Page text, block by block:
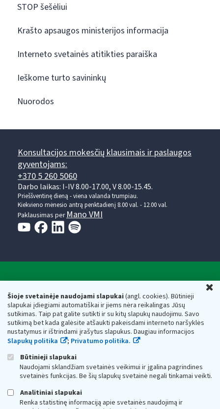
Šioje svetainėje naudojami slapukai(angl. cookies). Būtinieji
slapukai įdiegiami automatiškai ir jiems nėra reikalingas Jūsų
sutikimas. Taip pat galite sutikti ir su kitų slapukų naudojimu. Savo
sutikimą bet kada galėsite atšaukti pakeisdami interneto naršyklės
nustatymus ir ištrindami įrašytus slapukus. Daugiau informacijos
Slapukų politika
; Privatumo politika.
Būtinieji slapukai
Naudojami sklandžiam svetainės veikimui ir įgalina pagrindines
svetainės funkcijas. Be šių slapukų svetainė negali tinkamai veikti.
Analitiniai slapukai
Renka statistinę informaciją apie svetainės naudojimą ir
STOP šešėliui
Krašto apsaugos ministerijos informacija
Interneto svetainės atitikties paraiška
Ieškome turto savininkų
Nuorodos
Konsultacijos mokesčių klausimais ir paslaugos
gyventojams:
+370 5 260 5060
Darbo laikas: I-IV 8.00-17.00, V 8.00-15.45.
Prieššventinę dieną - viena valanda trumpiau.
Kiekvieno mėnesio antrą penktadienį 8.00 val. - 12.00 val.
Paklausimas per Mano VMI
Respublikos finansų ministerijos
Biudžetinė įstaiga. Juridinio asmens kodas — 188659752,
adresas: Vasario 16-osios g. 14, 01107 Vilnius, Lietuva, el.paštas:
vmi@vmi.lt, E. pristatymo dėžutės adresas 188659752
Duomenys apie Valstybinę mokesčių inspekciją prie Lietuvos
Respublikos finansų ministerijos kaupiami ir saugomi Juridinių